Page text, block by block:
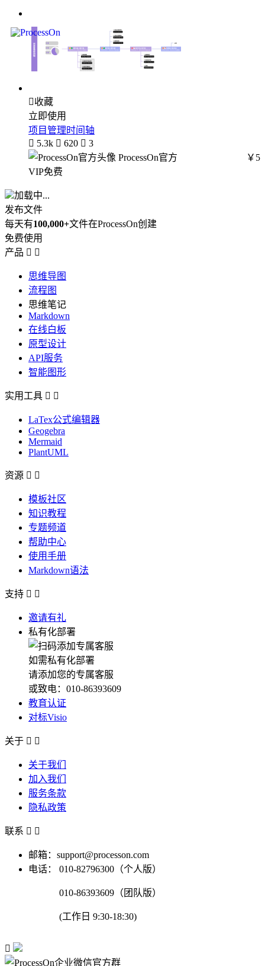
收藏
立即使用
项目管理时间轴
 5.3k  620  3
ProcessOn官方
￥5
VIP免费
加载中...
发布文件
每天有100,000+文件在ProcessOn创建
免费使用
产品  
思维导图
流程图
思维笔记
Markdown
在线白板
原型设计
API服务
智能图形
实用工具  
LaTex公式编辑器
Geogebra
Mermaid
PlantUML
资源  
模板社区
知识教程
专题频道
帮助中心
使用手册
Markdown语法
支持  
邀请有礼
私有化部署
如需私有化部署
请添加您的专属客服
或致电：010-86393609
教育认证
对标Visio
关于  
关于我们
加入我们
服务条款
隐私政策
联系  
邮箱：support@processon.com
电话：
010-82796300（个人版）
010-86393609（团队版）
(工作日 9:30-18:30)
